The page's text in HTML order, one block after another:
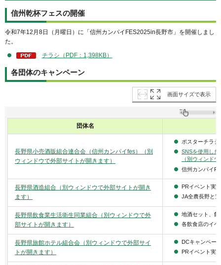
信州乾杯フェスの開催
令和7年12月8日（月曜日）に「信州カンパイFES2025in長野市」を開催しまし
た。
チラシ（PDF：1,398KB）
各団体のキャンペーン
画面サイズで表示
団体名
長野県小売酒販組合連合会（信州カンパイfes）（別
ウィンドウで外部サイトが開きます）
ポスターチラシ
SNSを使用し
（別ウィンド
信州カンパイ
長野県酒造組合（別ウィンドウで外部サイトが開き
ます）
PRイベント実施
JA全農長野と
長野県飲食業生活衛生同業組合（別ウィンドウで外
部サイトが開きます）
地酒セット、
各飲食店のイ
長野県旅館ホテル組合会（別ウィンドウで外部サイ
トが開きます）
DCキャンペー
PRイベント実施